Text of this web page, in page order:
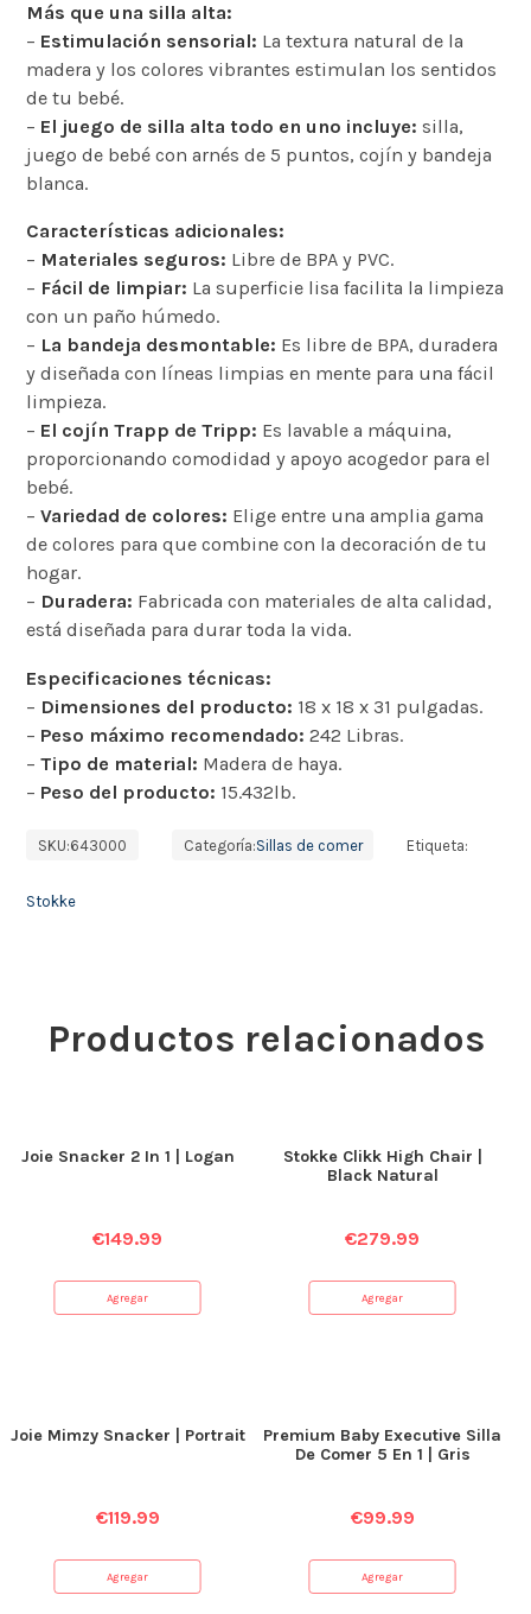
Más que una silla alta:
– Estimulación sensorial: La textura natural de la
madera y los colores vibrantes estimulan los sentidos
de tu bebé.
– El juego de silla alta todo en uno incluye: silla,
juego de bebé con arnés de 5 puntos, cojín y bandeja
blanca.
Características adicionales:
– Materiales seguros: Libre de BPA y PVC.
– Fácil de limpiar: La superficie lisa facilita la limpieza
con un paño húmedo.
– La bandeja desmontable: Es libre de BPA, duradera
y diseñada con líneas limpias en mente para una fácil
limpieza.
– El cojín Trapp de Tripp: Es lavable a máquina,
proporcionando comodidad y apoyo acogedor para el
bebé.
–Variedad de colores: Elige entre una amplia gama
de colores para que combine con la decoración de tu
hogar.
– Duradera: Fabricada con materiales de alta calidad,
está diseñada para durar toda la vida.
Especificaciones técnicas:
– Dimensiones del producto: 18 x 18 x 31 pulgadas.
– Peso máximo recomendado: 242 Libras.
–Tipo de material: Madera de haya.
– Peso del producto: 15.432lb.
SKU:643000 Categoría:Sillas de comer Etiqueta:
Stokke
Productos relacionados
Joie Snacker 2 In 1 | Logan
€149.99
Agregar
Stokke Clikk High Chair |
Black Natural
€279.99
Agregar
Joie Mimzy Snacker | Portrait
€119.99
Agregar
Premium Baby Executive Silla
De Comer 5 En 1 | Gris
€99.99
Agregar